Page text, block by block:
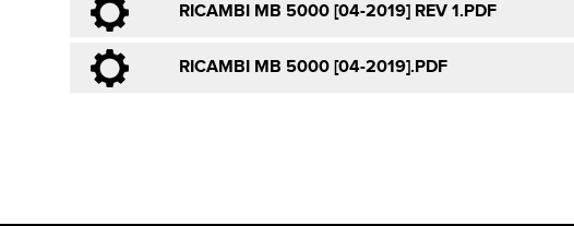
RICAMBI MB 5000 [04-2019] REV 1.PDF
RICAMBI MB 5000 [04-2019].PDF